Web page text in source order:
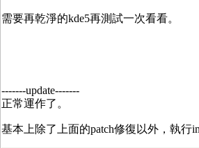
需要再乾淨的kde5再測試一次看看。
-------update-------
正常運作了。
基本上除了上面的patch修復以外，執